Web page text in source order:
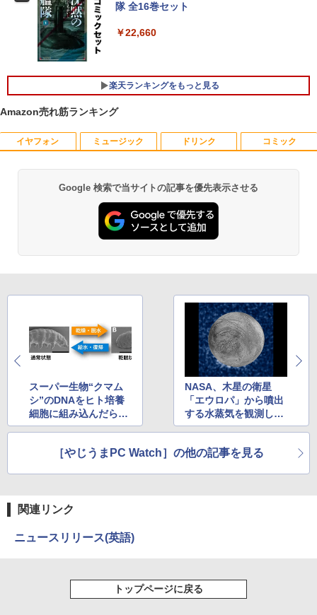
GB/12GB/SSD:128GB/256GB/512GB/1
TB/Wi-fi/Bluetooth/13.3型 フルHD/カメ
ラ/Office/HDMI/USB-C/USB3.0/パソコン
中古PC 中古ノートパソコン Windows11
5
【全商品10%OFF+P5倍】HP 250 G7 第
GB 16GB SSD 256GB 512GB 15型 テン
キー WEBカメラ DVDマルチ HDMI USB
￥26,400
Quadro K600 DVD+-RW Windows7 Pro
64bit 難有 【中古】【20260325】
ン モニター VA非光沢 4000:1 HDMI 角度
調整 VESA Freesync スピーカー内蔵 kk
￥12,399
隊 全16巻セット
￥22,660
楽天ランキングをもっと見る
Amazon売れ筋ランキング
イヤフォン
Anker Soundcore P40i オフホワイト
￥7,990
Anker Soundcore Liberty 5 ミッドナイトブ
ラック
￥14,990
【2026年アップグレード版】AOKIMI ワイヤ
レスイヤホン bluetooth イヤホン V12 小型
学/WEB会議(ホワイト)
Xiaomi シャオミ REDMI Buds 8 Lite ワイヤ
ミュージック
BRUCE WAYNE feat. Flo Milli, ATL Jacob
[Explicit]
￥250
[Explicit]
On My Road (Stadium ver.)
￥250
On My Road (Stadium ver.)
ドリンク
by Amazon 天然水 ラベルレス 500ml ×24本
富士山の天然水 バナジウム含有 水 ミネラル
ウォーター ペットボトル 静岡県産 500ミリリ
ットル (Smart Basic)
￥1,380
【Amazon.co.jp限定】 い・ろ・は・す 2L P
￥1,112
by Amazon 天然水ラベルレス 2L×9本
￥1,117
by Amazon 炭酸水 ラベルレス 500ml ×24本
￥2,009
コミック
薬屋のひとりごと 17巻 (デジタル版ビッグガ
ンガンコミックス)
￥770
エース)
ONE PIECE モノクロ版 115 (ジャンプコミッ
クスDIGITAL)
￥594
HUNTER×HUNTER モノクロ版 39 (ジャンプ
コミックスDIGITAL)
￥810
Google 検索で当サイトの記事を優先表示させる
スーパー生物“クマム
シ”のDNAをヒト培養
細胞に組み込んだら放
射線耐性が向上
NASA、木星の衛星
「エウロパ」から噴出
する水蒸気を観測した
と発表
［やじうまPC Watch］の他の記事を見る
関連リンク
ニュースリリース(英語)
トップページに戻る